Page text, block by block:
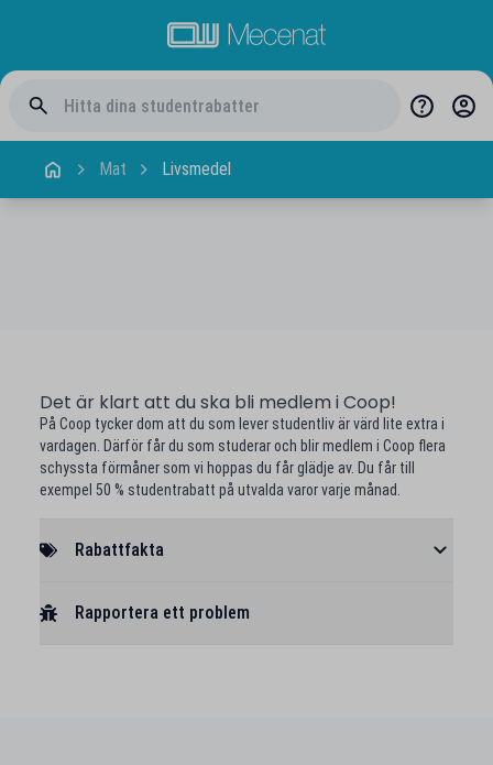
Mat Livsmedel
Det är klart att du ska bli medlem i Coop!
På Coop tycker dom att du som lever studentliv är värd lite extra i
vardagen. Därför får du som studerar och blir medlem i Coop flera
schyssta förmåner som vi hoppas du får glädje av. Du får till
exempel 50 % studentrabatt på utvalda varor varje månad.
Rabattfakta
Rapportera ett problem